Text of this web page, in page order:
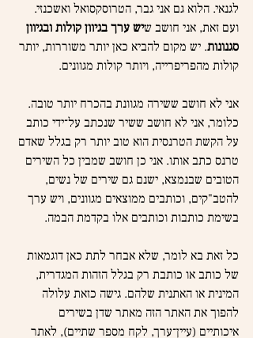
לגנאי. הלוא גם אני גבר, הטרוסקסואל ואשכנזי.
ועם זאת, אני חושב שיש ערך בגיוון קולות ובגיוון
סגנונות. יש מקום להביא כאן יותר משוררות, יותר
קולות מהפריפרייה, ויותר קולות מגוונים.
אני לא חושב ששירה מגוונת בהכרח יותר טובה.
כלומר, אני לא חושב ששיר שנכתב על־ידי כותב
על הקשת הטרנסית הוא טוב יותר רק בגלל שאדם
טרנס כתב אותו. אני כן חושב שמבין כל השירים
הטובים שבנמצא, ישנם גם שירים של נשים,
להטב"קים, וכותבים ממוצאים מגוונים, ויש ערך
בשימת כותבות וכותבים אלו בקדמת הבמה.
כל זאת בא לומר, שלא אבחר לתת כאן דוגמאות
של כותב או כותבת רק בגלל הזהות המגדרית,
המינית או האתנית שלהם. גישה כזאת עלולה
להפוך את האתר הזה מאתר שדן בשירים
איכותיים (עיין־ערך, לקח מספר שתיים), לאתר